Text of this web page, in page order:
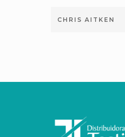
CHRIS AITKEN